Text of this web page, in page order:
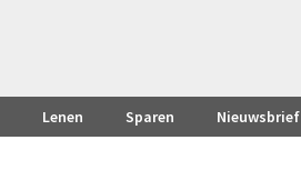
Lenen Sparen Nieuwsbrief